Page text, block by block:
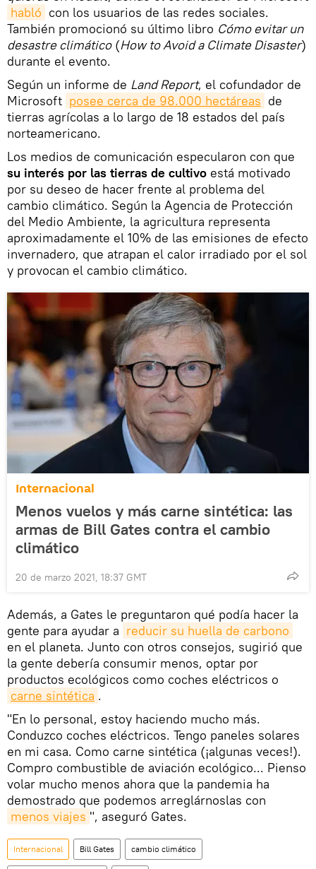
habló con los usuarios de las redes sociales.
También promocionó su último libro Cómo evitar un
desastre climático(How to Avoid a Climate Disaster)
durante el evento.
Según un informe de Land Report, el cofundador de
Microsoft posee cerca de 98.000 hectáreas de
tierras agrícolas a lo largo de 18 estados del país
norteamericano.
Los medios de comunicación especularon con que
su interés por las tierras de cultivo está motivado
por su deseo de hacer frente al problema del
cambio climático. Según la Agencia de Protección
del Medio Ambiente, la agricultura representa
aproximadamente el 10% de las emisiones de efecto
invernadero, que atrapan el calor irradiado por el sol
y provocan el cambio climático.
Internacional
Menos vuelos y más carne sintética: las
armas de Bill Gates contra el cambio
climático
20 de marzo 2021, 18:37 GMT
Además, a Gates le preguntaron qué podía hacer la
gente para ayudar a reducir su huella de carbono
en el planeta. Junto con otros consejos, sugirió que
la gente debería consumir menos, optar por
productos ecológicos como coches eléctricos o
carne sintética .
"En lo personal, estoy haciendo mucho más.
Conduzco coches eléctricos. Tengo paneles solares
en mi casa. Como carne sintética (¡algunas veces!).
Compro combustible de aviación ecológico... Pienso
volar mucho menos ahora que la pandemia ha
demostrado que podemos arreglárnoslas con
menos viajes ", aseguró Gates.
Internacional Bill Gates cambio climático